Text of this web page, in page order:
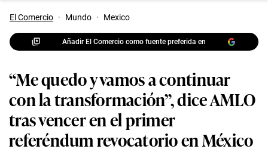
El Comercio · Mundo · Mexico
Añadir El Comercio como fuente preferida en
“Me quedo y vamos a continuar
con la transformación”, dice AMLO
tras vencer en el primer
referéndum revocatorio en México